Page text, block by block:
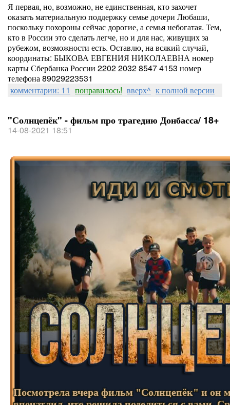
Я первая, но, возможно, не единственная, кто захочет
оказать материальную поддержку семье дочери Любаши,
поскольку похороны сейчас дорогие, а семья небогатая. Тем,
кто в России это сделать легче, но и для нас, живущих за
рубежом, возможности есть. Оставлю, на всякий случай,
координаты: БЫКОВА ЕВГЕНИЯ НИКОЛАЕВНА номер
карты Сбербанка России 2202 2032 8547 4153 номер
телефона 89029223531
комментарии: 11 понравилось! вверх^ к полной версии
"Солнцепёк" - фильм про трагедию Донбасса/ 18+
14-08-2021 18:51
Посмотрела вчера фильм "Солнцепёк" и он